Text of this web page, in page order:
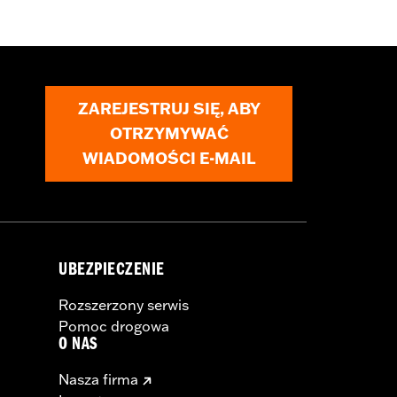
covers while trailering may cause
ZAREJESTRUJ SIĘ, ABY
OTRZYMYWAĆ
WIADOMOŚCI E-MAIL
UBEZPIECZENIE
Rozszerzony serwis
Pomoc drogowa
O NAS
Nasza firma